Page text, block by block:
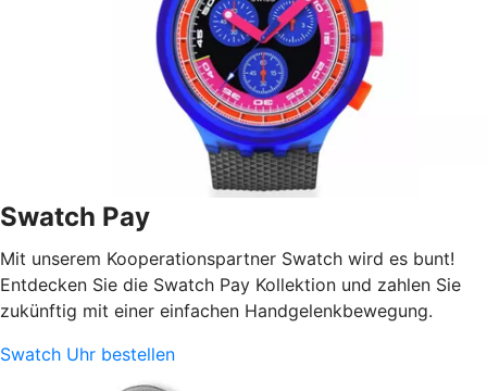
Swatch Pay
Mit unserem Kooperationspartner Swatch wird es bunt!
Entdecken Sie die Swatch Pay Kollektion und zahlen Sie
zukünftig mit einer einfachen Handgelenkbewegung.
Swatch Uhr bestellen